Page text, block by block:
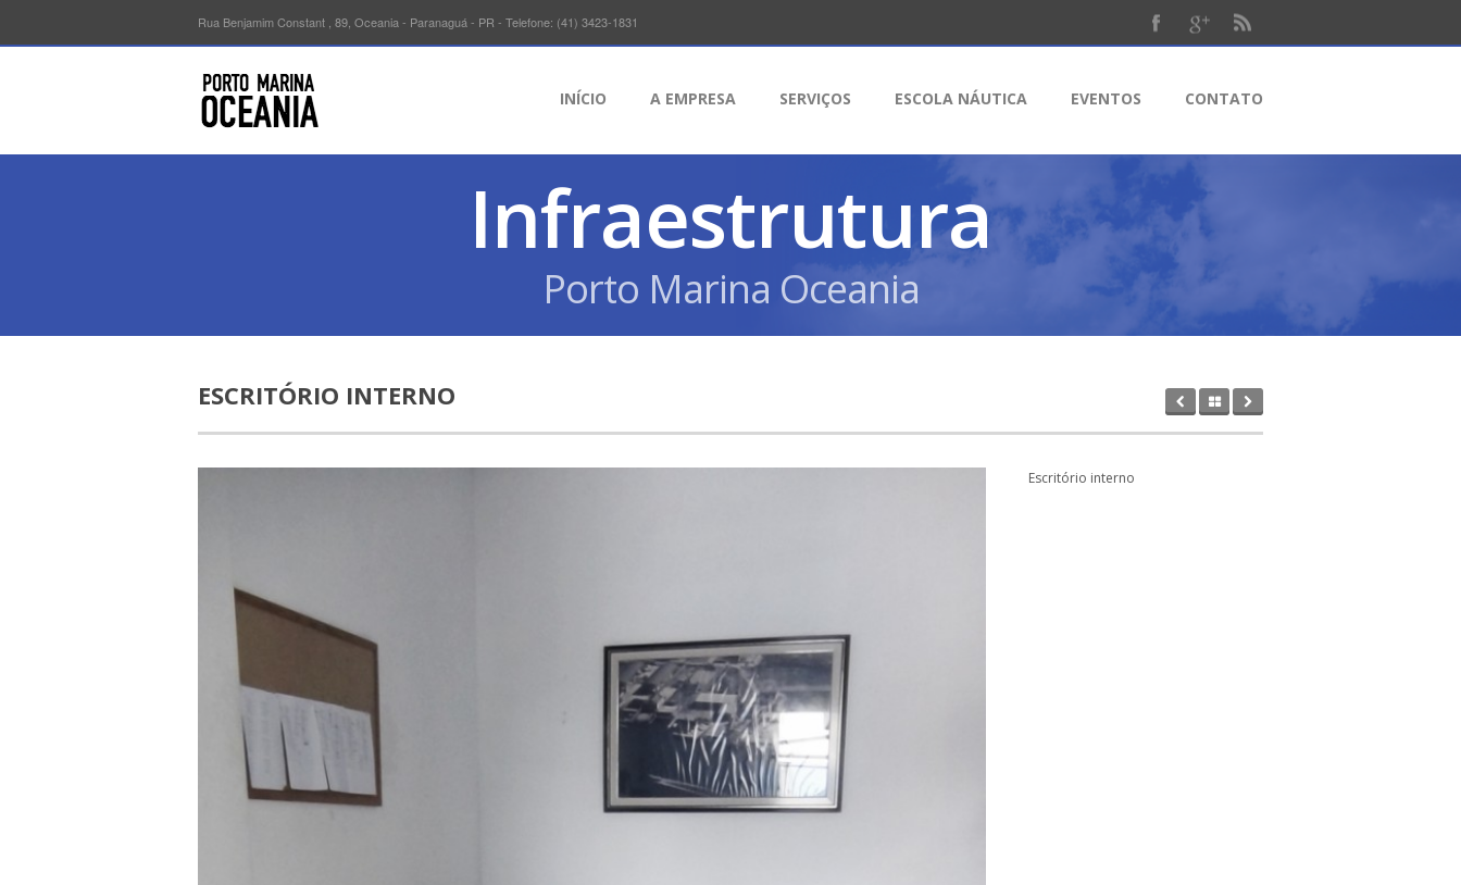
Rua Benjamim Constant , 89, Oceania - Paranaguá - PR - Telefone: (41) 3423-1831
INÍCIO A EMPRESA SERVIÇOS ESCOLA NÁUTICA EVENTOS CONTATO
Infraestrutura
Porto Marina Oceania
ESCRITÓRIO INTERNO
Escritório interno